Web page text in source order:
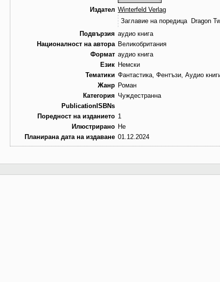
Издател Winterfeld Verlag
Заглавие на поредица
Dragon
Подвързия аудио книга
Националност на автора Великобритания
Формат аудио книга
Език Немски
Тематики Фантастика, Фентъзи, Аудио
Жанр Роман
Категория Чуждестранна
PublicationISBNs
Поредност на изданието 1
Илюстрирано Не
Планирана дата на издаване 01.12.2024